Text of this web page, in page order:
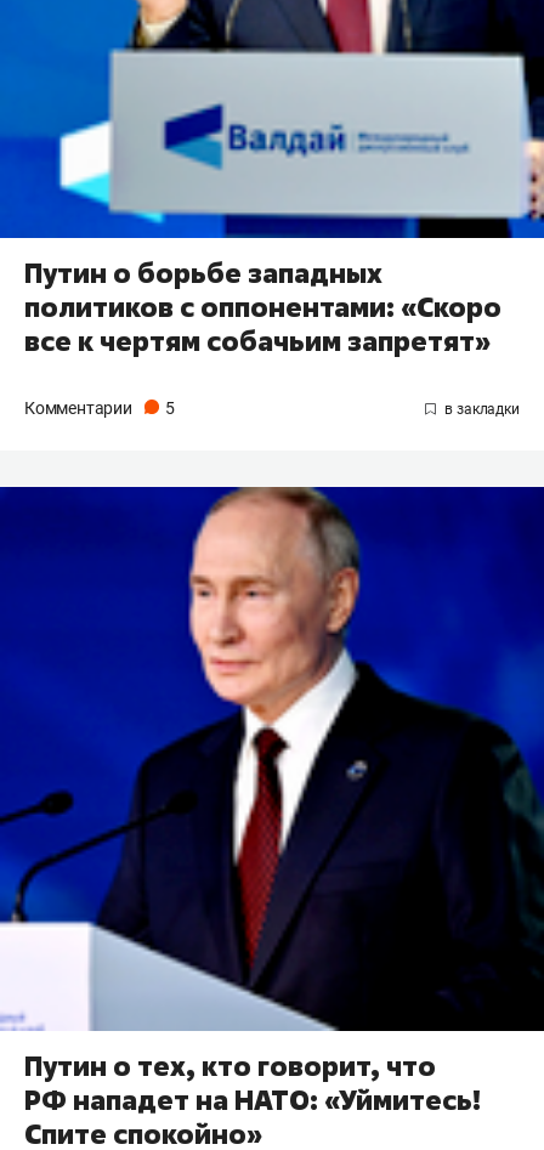
Путин о борьбе западных
политиков с оппонентами: «Скоро
все к чертям собачьим запретят»
Комментарии 5
Путин о тех, кто говорит, что
РФ нападет на НАТО: «Уймитесь!
Спите спокойно»